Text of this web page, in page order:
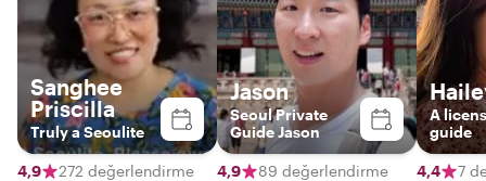
Sanghee
Priscilla
Truly a Seoulite
4,9 272 değerlendirme
Jason
Seoul Private
Guide Jason
4,9 89 değerlendirme
A
guide
4,4 7